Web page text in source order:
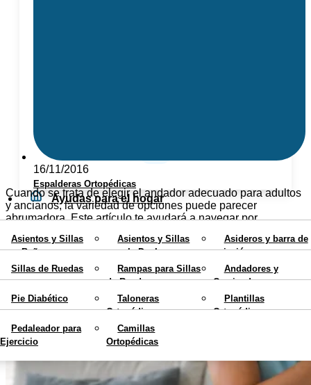
Espalderas Ortopédicas
Ayudas para el hogar
Asientos y Sillas
para Bañera
Asientos y Sillas
para la Ducha
Asideros y barra de
sujeción
Sillas con Inodoro Elevadores de WC Cojines Antiescaras
Colchones
Antiescaras
Teléfonos para
Personas Mayores
Mobiliario
Sillas de Ruedas
Rampas para Sillas
de Ruedas
Andadores y
Caminadores para
ancianos
Ortopédicos
Ortopédicas
Pie Diabético
Taloneras
Ortopédicas
Plantillas
Ortopédicas
Pedaleador para
Ejercicio
Camillas
Ortopédicas
X
16/11/2016
Cuando se trata de elegir el andador adecuado para adultos
y ancianos, la variedad de opciones puede parecer
abrumadora. Este artículo te ayudará a navegar por ...